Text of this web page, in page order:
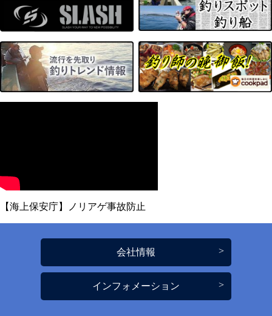
【海上保安庁】ノリアゲ事故防止
会社情報
インフォメーション